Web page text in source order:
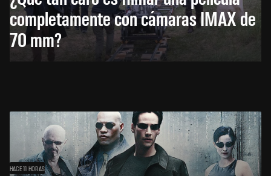
completamente con cámaras IMAX de
70 mm?
HACE 11 HORAS